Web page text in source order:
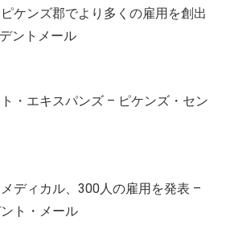
ケンズ郡でより多くの雇用を創出
ントメール
・エキスパンズ – ピケンズ・セン
ディカル、300人の雇用を発表 –
ト・メール